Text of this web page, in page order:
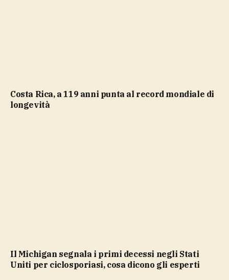
Costa Rica, a 119 anni punta al record mondiale di
longevità
Il Michigan segnala i primi decessi negli Stati
Uniti per ciclosporiasi, cosa dicono gli esperti